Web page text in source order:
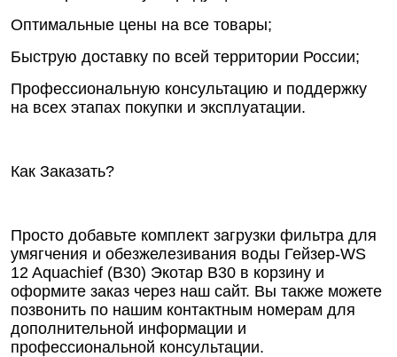
Оптимальные цены на все товары;
Быструю доставку по всей территории России;
Профессиональную консультацию и поддержку
на всех этапах покупки и эксплуатации.
Как Заказать?
Просто добавьте комплект загрузки фильтра для
умягчения и обезжелезивания воды Гейзер-WS
12 Aquachief (B30) Экотар В30 в корзину и
оформите заказ через наш сайт. Вы также можете
позвонить по нашим контактным номерам для
дополнительной информации и
профессиональной консультации.